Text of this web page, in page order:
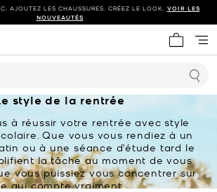
AJOUTEZ LES CHAUSSURES. CRÉEZ LE LOOK. VOIR LES
NOUVEAUTÉS
Mon
style de la rentrée
à réussir votre rentrée avec style
Que vous vous rendiez à un
ou à une séance d’étude tard le
la tâche au moment de vous
vous puissiez vous concentrer sur
qui compte vraiment.